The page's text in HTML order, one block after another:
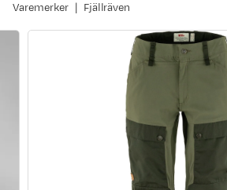
Varemerker Fjällräven